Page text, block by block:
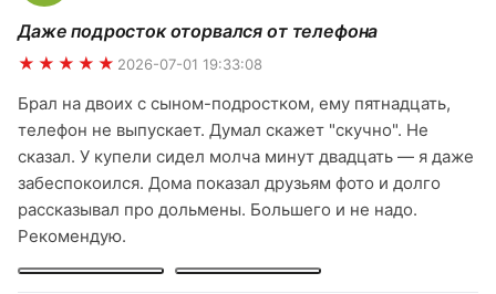
и обязательно вернёмся ещё!
Даже подросток оторвался от телефона
★★★★★ 2026-07-01 19:33:08
Брал на двоих с сыном-подростком, ему пятнадцать,
телефон не выпускает. Думал скажет "скучно". Не
сказал. У купели сидел молча минут двадцать — я даже
забеспокоился. Дома показал друзьям фото и долго
рассказывал про дольмены. Большего и не надо.
Рекомендую.